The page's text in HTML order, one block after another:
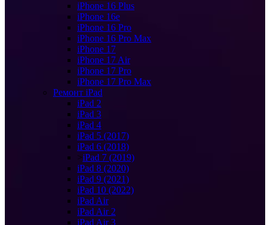
iPhone 16 Plus
iPhone 16e
iPhone 16 Pro
iPhone 16 Pro Max
iPhone 17
iPhone 17 Air
iPhone 17 Pro
iPhone 17 Pro Max
Ремонт iPad
iPad 2
iPad 3
iPad 4
iPad 5 (2017)
iPad 6 (2018)
>iPad 7 (2019)
iPad 8 (2020)
iPad 9 (2021)
iPad 10 (2022)
iPad Air
iPad Air 2
iPad Air 3